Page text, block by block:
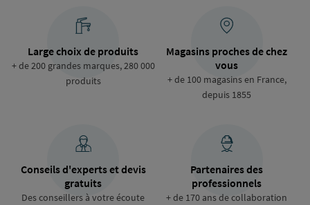
Large choix de produits
+ de 200 grandes marques, 280 000
produits
Magasins proches de chez
vous
+ de 100 magasins en France,
depuis 1855
Conseils d'experts et devis
gratuits
Des conseillers à votre écoute
Partenaires des
professionnels
+ de 170 ans de collaboration